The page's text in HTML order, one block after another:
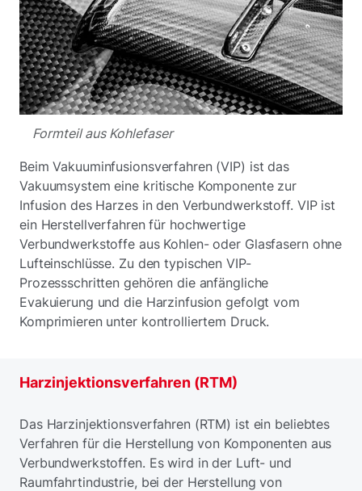
Formteil aus Kohlefaser
Beim Vakuuminfusionsverfahren (VIP) ist das
Vakuumsystem eine kritische Komponente zur
Infusion des Harzes in den Verbundwerkstoff. VIP ist
ein Herstellverfahren für hochwertige
Verbundwerkstoffe aus Kohlen- oder Glasfasern ohne
Lufteinschlüsse. Zu den typischen VIP-
Prozessschritten gehören die anfängliche
Evakuierung und die Harzinfusion gefolgt vom
Komprimieren unter kontrolliertem Druck.
Harzinjektionsverfahren (RTM)
Das Harzinjektionsverfahren (RTM) ist ein beliebtes
Verfahren für die Herstellung von Komponenten aus
Verbundwerkstoffen. Es wird in der Luft- und
Raumfahrtindustrie, bei der Herstellung von